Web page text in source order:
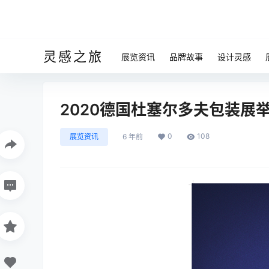
灵感之旅 展览资讯 品牌故事 设计灵感
2020德国杜塞尔多夫包装展
展览资讯 6 年前 0 108